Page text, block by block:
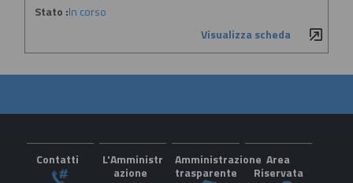
Stato :In corso
Visualizza scheda
Contatti
L'Amministr
azione
Amministrazione
trasparente
Area
Riservata